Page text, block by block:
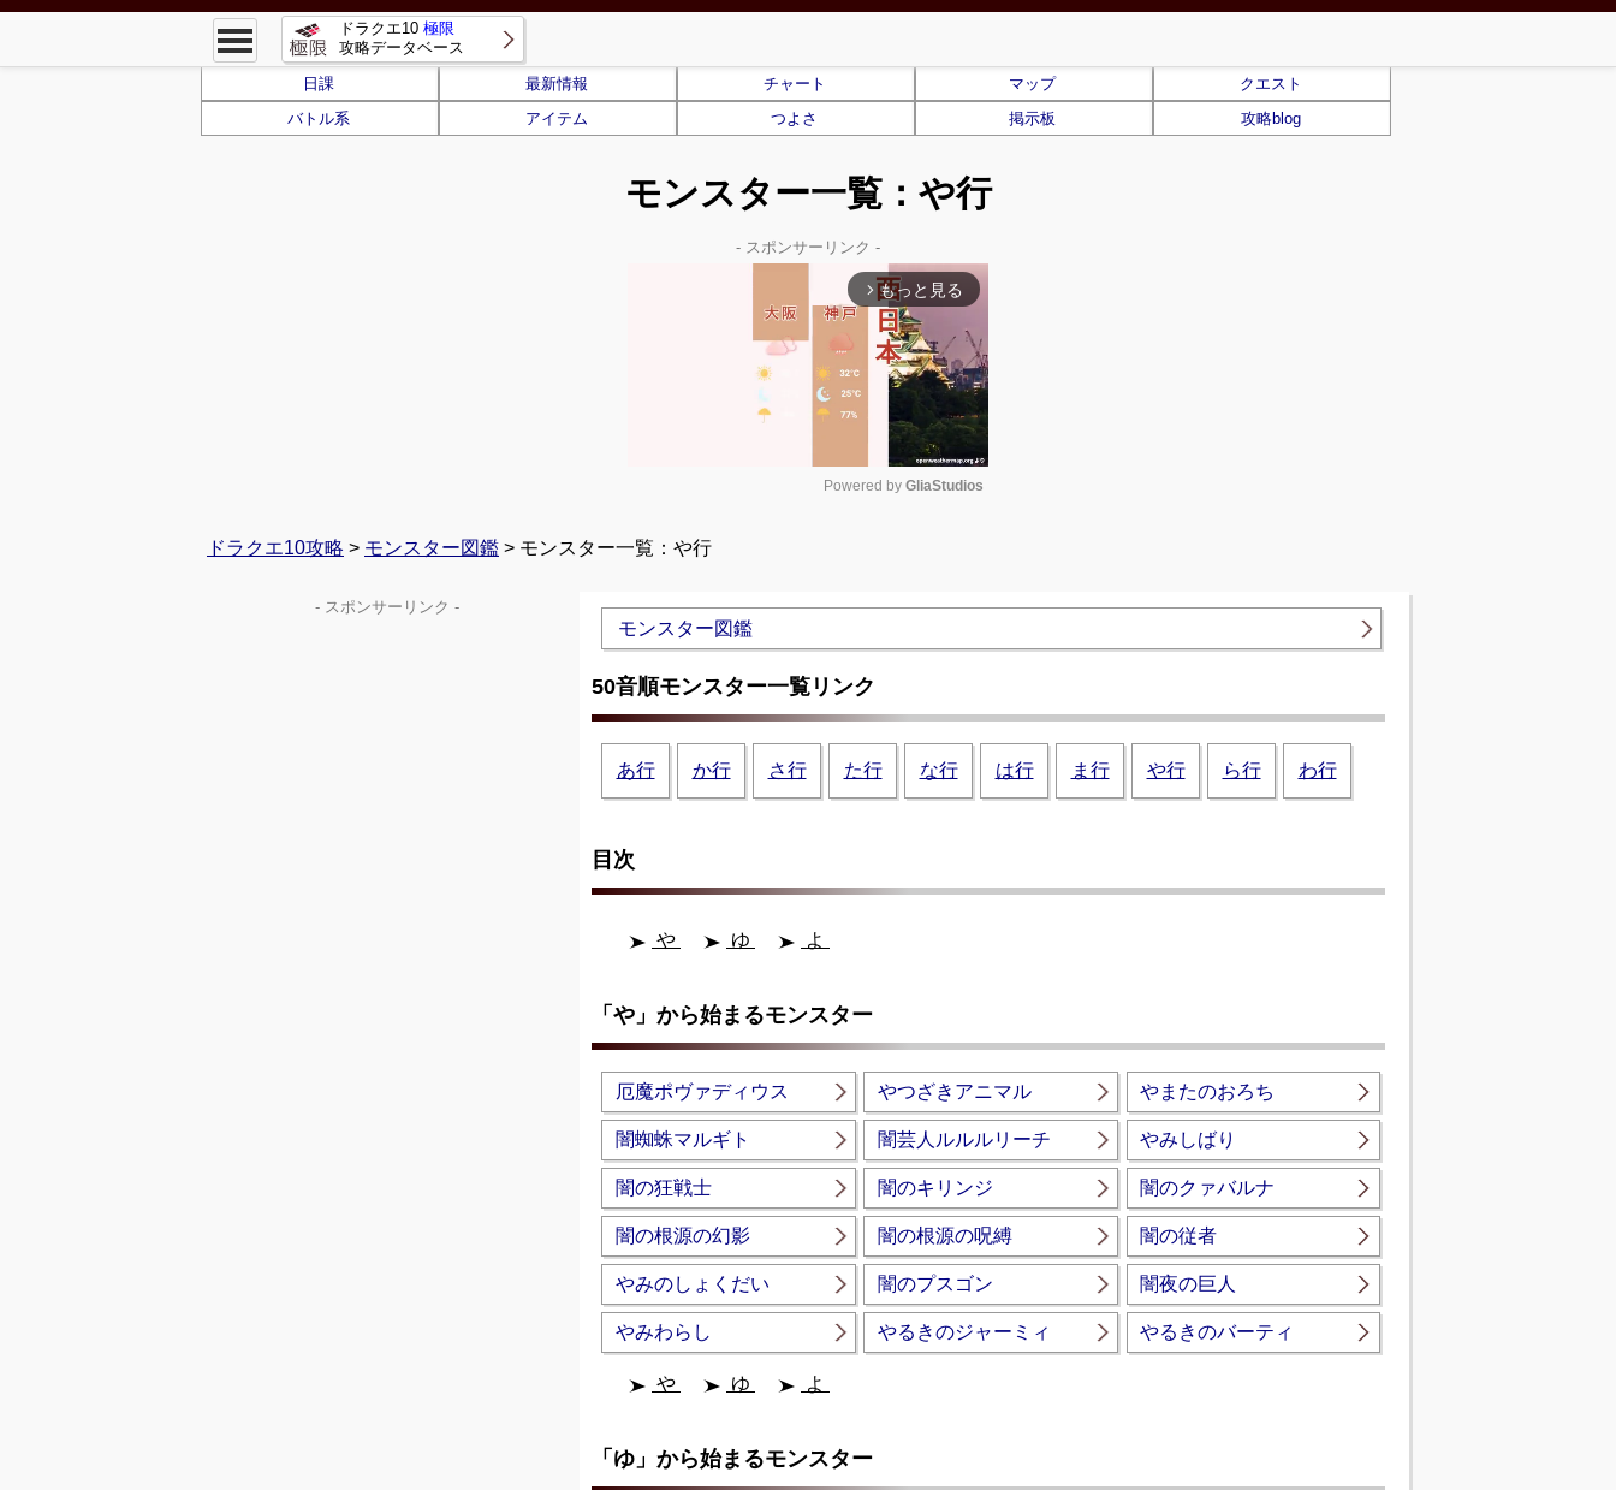
ドラクエ10 極限
攻略データベース
日課
最新情報 チャート マップ
クエスト
バトル系
アイテム つよさ 掲示板 攻略blog
モンスター一覧：や行
- スポンサーリンク -
arrow_forward_ios もっと見る
Powered by GliaStudios
ドラクエ10攻略 > モンスター図鑑 > モンスター一覧：や行
モンスター図鑑
50音順モンスター一覧リンク
あ行 か行 さ行 た行 な行 は行 ま行 や行 ら行 わ行
目次
や ゆ よ
「や」から始まるモンスター
厄魔ポヴァディウス やつざきアニマル やまたのおろち
闇蜘蛛マルギト 闇芸人ルルルリーチ やみしばり
闇の狂戦士 闇のキリンジ 闇のクァバルナ
闇の根源の幻影 闇の根源の呪縛 闇の従者
やみのしょくだい 闇のプスゴン 闇夜の巨人
やみわらし やるきのジャーミィ やるきのバーティ
や ゆ よ
「ゆ」から始まるモンスター
- スポンサーリンク -